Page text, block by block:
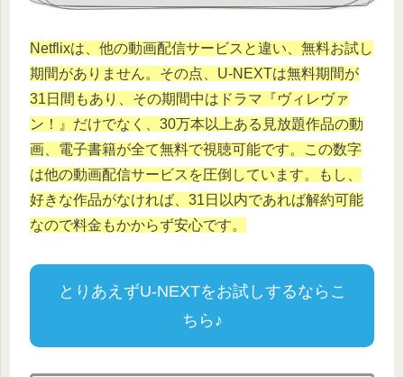
Netflixは、他の動画配信サービスと違い、無料お試し
期間がありません。その点、U-NEXTは無料期間が
31日間もあり、その期間中はドラマ『ヴィレヴァ
ン！』だけでなく、30万本以上ある見放題作品の動
画、電子書籍が全て無料で視聴可能です。この数字
は他の動画配信サービスを圧倒しています。もし、
好きな作品がなければ、31日以内であれば解約可能
なので料金もかからず安心です。
とりあえずU-NEXTをお試しするならこ
ちら♪